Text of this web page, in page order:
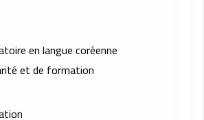
en langue coréenne
et de formation